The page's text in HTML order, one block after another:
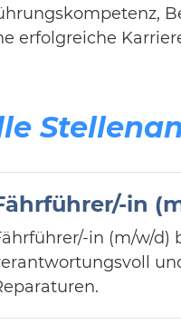
erfolgreiche
in
in (m/w/d)